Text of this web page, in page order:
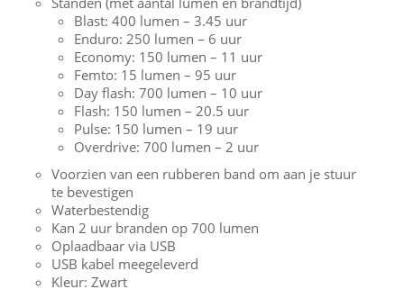
Blast: 400 lumen – 3.45 uur
Enduro: 250 lumen – 6 uur
Economy: 150 lumen – 11 uur
Femto: 15 lumen – 95 uur
Day flash: 700 lumen – 10 uur
Flash: 150 lumen – 20.5 uur
Pulse: 150 lumen – 19 uur
Overdrive: 700 lumen – 2 uur
Voorzien van een rubberen band om aan je stuur
te bevestigen
Waterbestendig
Kan 2 uur branden op 700 lumen
Oplaadbaar via USB
USB kabel meegeleverd
Kleur: Zwart